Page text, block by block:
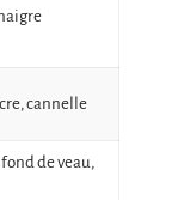
cannelle
de veau,